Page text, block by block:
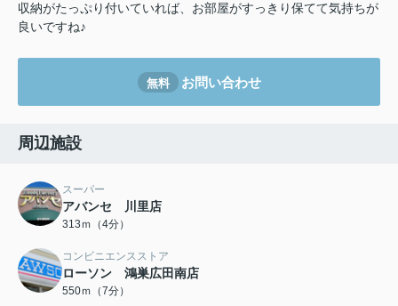
収納がたっぷり付いていれば、お部屋がすっきり保てて気持ちが
良いですね♪
無料 お問い合わせ
周辺施設
スーパー
アバンセ 川里店
313ｍ（4分）
コンビニエンスストア
ローソン 鴻巣広田南店
550ｍ（7分）